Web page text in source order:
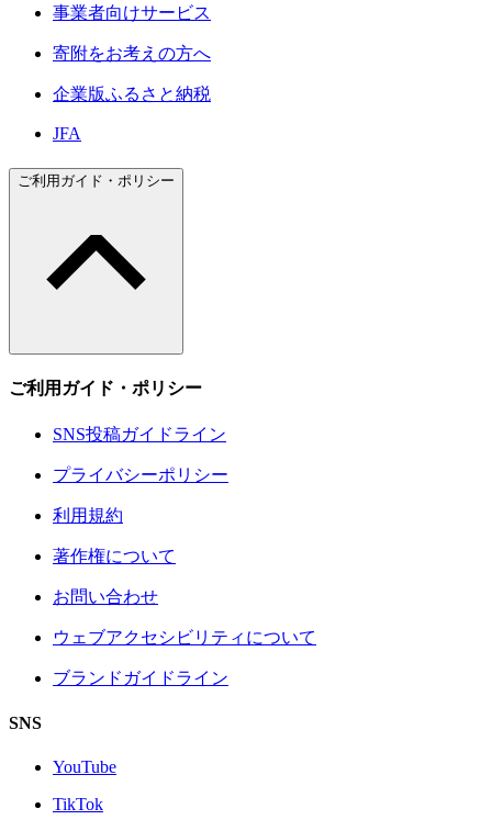
事業者向けサービス
寄附をお考えの方へ
企業版ふるさと納税
JFA
ご利用ガイド・ポリシー
ご利用ガイド・ポリシー
SNS投稿ガイドライン
プライバシーポリシー
利用規約
著作権について
お問い合わせ
ウェブアクセシビリティについて
ブランドガイドライン
SNS
YouTube
TikTok